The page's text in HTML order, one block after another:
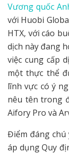
Vương quốc
với Huobi
HTX, với cáo
dịch này đang
việc cung cấp
một thực thể
lĩnh vực có ý
nêu tên trong
Aifory Pro và
Điểm đáng chú
áp dụng Quy